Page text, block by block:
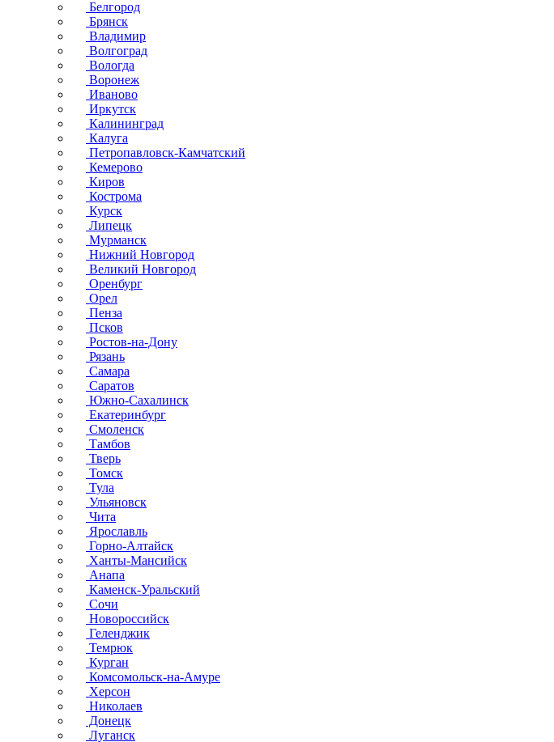
Белгород
Брянск
Владимир
Волгоград
Вологда
Воронеж
Иваново
Иркутск
Калининград
Калуга
Петропавловск-Камчатский
Кемерово
Киров
Кострома
Курск
Липецк
Мурманск
Нижний Новгород
Великий Новгород
Оренбург
Орел
Пенза
Псков
Ростов-на-Дону
Рязань
Самара
Саратов
Южно-Сахалинск
Екатеринбург
Смоленск
Тамбов
Тверь
Томск
Тула
Ульяновск
Чита
Ярославль
Горно-Алтайск
Ханты-Мансийск
Анапа
Каменск-Уральский
Сочи
Новороссийск
Геленджик
Темрюк
Курган
Комсомольск-на-Амуре
Херсон
Николаев
Донецк
Луганск